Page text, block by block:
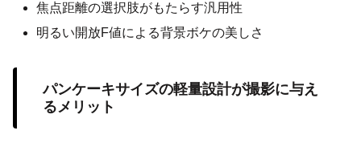
焦点距離の選択肢がもたらす汎用性
明るい開放F値による背景ボケの美しさ
パンケーキサイズの軽量設計が撮影に与え
るメリット